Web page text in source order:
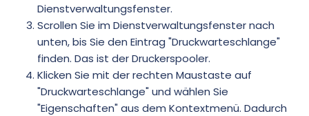
Dienstverwaltungsfenster.
Scrollen Sie im Dienstverwaltungsfenster nach
unten, bis Sie den Eintrag "Druckwarteschlange"
finden. Das ist der Druckerspooler.
Klicken Sie mit der rechten Maustaste auf
"Druckwarteschlange" und wählen Sie
"Eigenschaften" aus dem Kontextmenü. Dadurch